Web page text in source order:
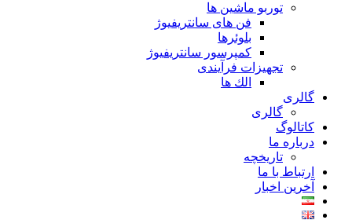
توربو ماشين ها
فن های سانتريفيوژ
بلوئرها
کمپرسور سانتریفیوژ
تجهیزات فرآیندی
الك ها
گالری
گالری
کاتالوگ
درباره ما
تاريخچه
ارتباط با ما
آخرین اخبار